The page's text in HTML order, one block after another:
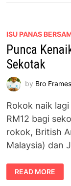
ISU PANAS
Punca
Sekotak
by Bro
Rokok naik
RM12 bagi
rokok, British
Malaysia) dan
PUNCA
KENAIKAN
HARGA
READ MORE